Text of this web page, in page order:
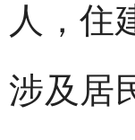
人，住
涉及居